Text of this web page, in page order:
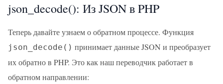
json_decode(): Из JSON в PHP
Теперь давайте узнаем о обратном процессе. Функция
json_decode() принимает данные JSON и преобразует
их обратно в PHP. Это как наш переводчик работает в
обратном направлении: